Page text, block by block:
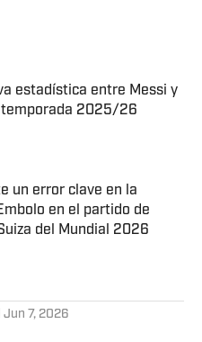
Date
estadística entre Messi y
temporada 2025/26
un error clave en la
en el partido de
del Mundial 2026
Jun 7, 2026